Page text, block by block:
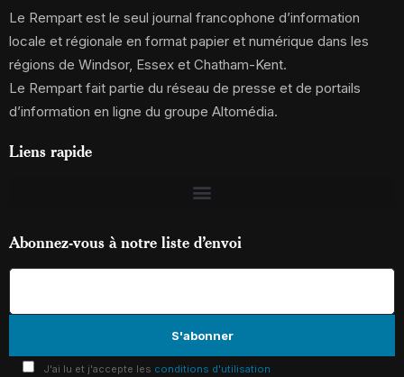
Le Rempart est le seul journal francophone d’information
locale et régionale en format papier et numérique dans les
régions de Windsor, Essex et Chatham-Kent.
Le Rempart fait partie du réseau de presse et de portails
d’information en ligne du groupe Altomédia.
Liens rapide
Abonnez-vous à notre liste d’envoi
J'ai lu et j'accepte les conditions d'utilisation